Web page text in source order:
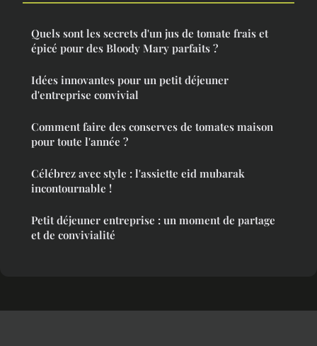
Quels sont les secrets d'un jus de tomate frais et
épicé pour des Bloody Mary parfaits ?
Idées innovantes pour un petit déjeuner
d'entreprise convivial
Comment faire des conserves de tomates maison
pour toute l'année ?
Célébrez avec style : l'assiette eid mubarak
incontournable !
Petit déjeuner entreprise : un moment de partage
et de convivialité